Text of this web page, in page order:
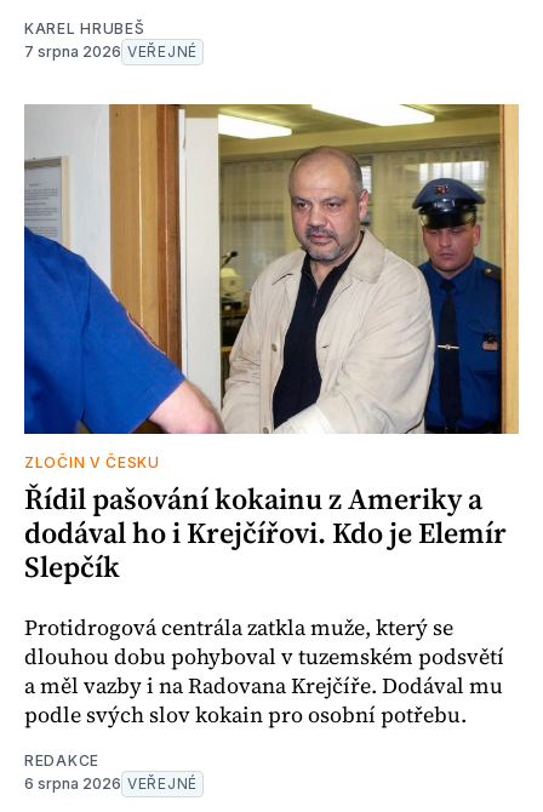
KAREL HRUBEŠ
7 srpna 2026 VEŘEJNÉ
ZLOČIN V ČESKU
Řídil pašování kokainu z Ameriky a
dodával ho i Krejčířovi. Kdo je Elemír
Slepčík
Protidrogová centrála zatkla muže, který se
dlouhou dobu pohyboval v tuzemském podsvětí
a měl vazby i na Radovana Krejčíře. Dodával mu
podle svých slov kokain pro osobní potřebu.
REDAKCE
6 srpna 2026 VEŘEJNÉ